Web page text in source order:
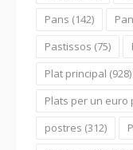
Pans (142)
Pastissos (75)
Plat principal (928)
Plats per un euro
postres (312)